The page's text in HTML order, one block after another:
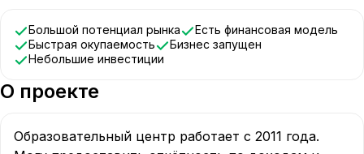
Большой потенциал рынка
Есть финансовая модель
Быстрая окупаемость
Бизнес запущен
Небольшие инвестиции
О проекте
Образовательный центр работает с 2011 года.